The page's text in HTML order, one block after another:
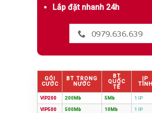
Lắp đặt nhanh 24h
0979.636.639
GÓI
CƯỚC
BT TRONG
NƯỚC
BT
QUỐC
TẾ
IP
TĨNH
VIP200 200Mb 5Mb 1 IP
VIP500 500Mb 10Mb 1 IP